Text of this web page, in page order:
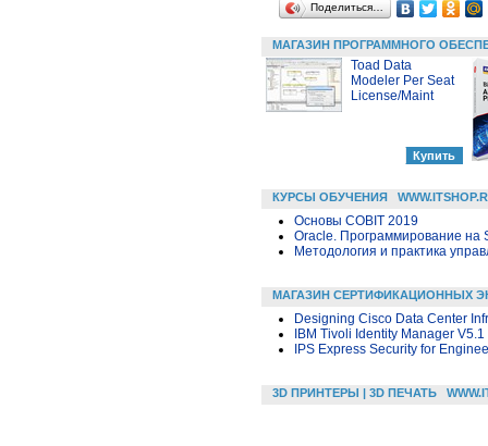
Поделиться…
МАГАЗИН ПРОГРАММНОГО
Toad Data
Modeler Per Seat
License/Maint
КУРСЫ ОБУЧЕНИЯ
Основы COBIT 2019
Oracle. Программирование на
Методология и практика
МАГАЗИН СЕРТИФИКАЦИОННЫХ
Designing Cisco Data Center
IBM Tivoli Identity Manager
IPS Express Security for
3D ПРИНТЕРЫ | 3D ПЕЧАТЬ